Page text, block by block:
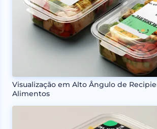
Visualização em Alto Ângulo de
Alimentos